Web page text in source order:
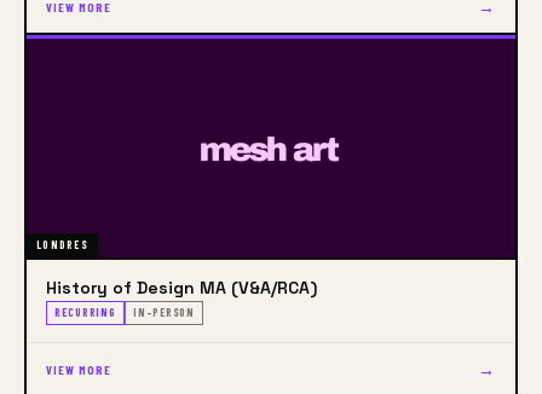
VIEW MORE →
LONDRES
History of Design MA (V&A/RCA)
RECURRING IN-PERSON
VIEW MORE →